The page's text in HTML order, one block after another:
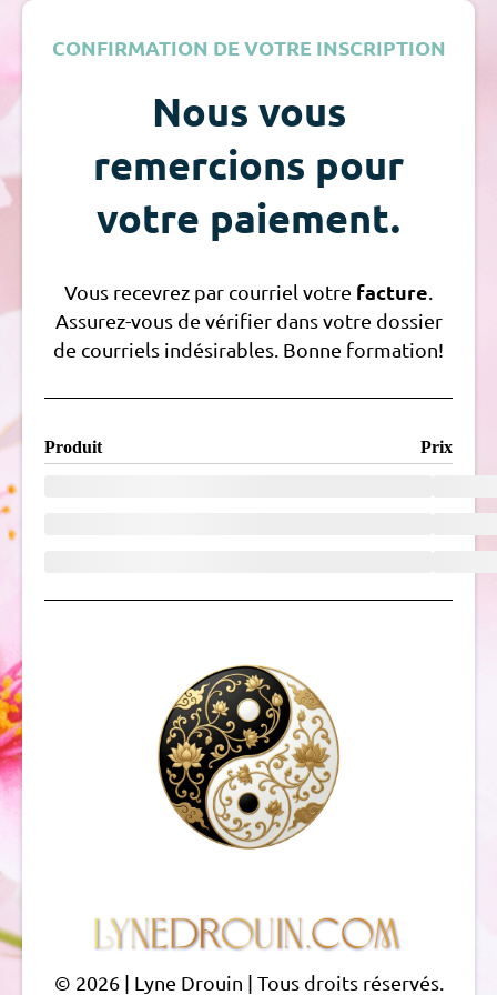
CONFIRMATION DE VOTRE INSCRIPTION
Nous vous
remercions pour
votre paiement.
Vous recevrez par courriel votre facture
Assurez-vous de vérifier dans votre dossier
de courriels indésirables. Bonne formation!
Produit Prix
© 2026 | Lyne Drouin | Tous droits réservés.